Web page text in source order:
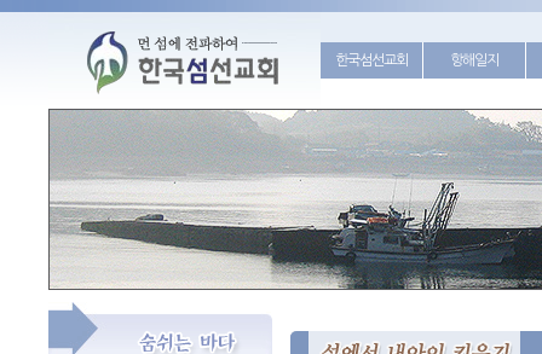
한국섬선교회 항해일지